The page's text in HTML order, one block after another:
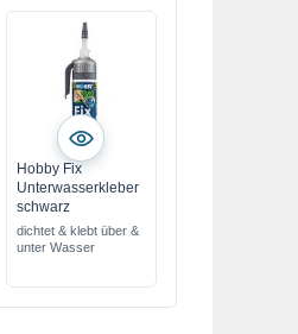
Hobby Fix
Unterwasserkleber
schwarz
dichtet & klebt über &
unter Wasser